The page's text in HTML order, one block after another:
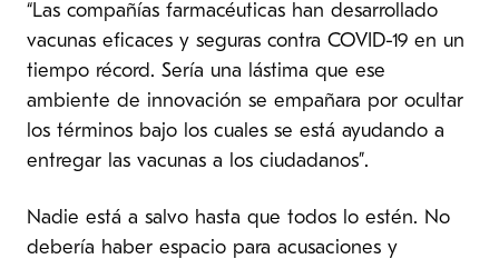
“Las compañías farmacéuticas han desarrollado
vacunas eficaces y seguras contra COVID-19 en un
tiempo récord. Sería una lástima que ese
ambiente de innovación se empañara por ocultar
los términos bajo los cuales se está ayudando a
entregar las vacunas a los ciudadanos”.
Nadie está a salvo hasta que todos lo estén. No
debería haber espacio para acusaciones y